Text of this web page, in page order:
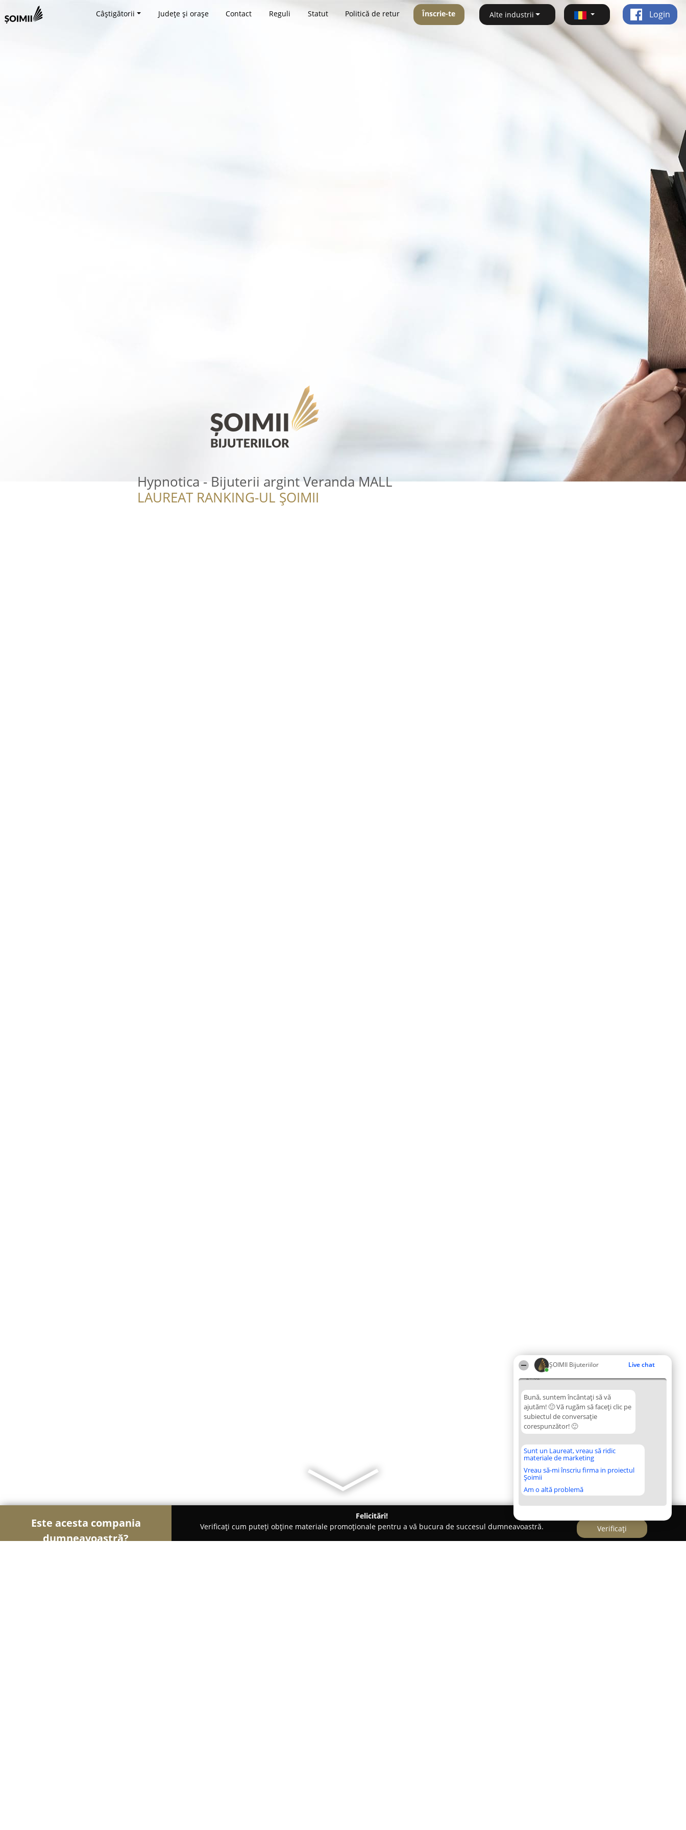
ŞOIMII Bijuteriilor Live chat
21:02
Bună, suntem încântați să vă
ajutăm! 🙂 Vă rugăm să faceți clic pe
subiectul de conversație
corespunzător! 🙂
Sunt un Laureat, vreau să ridic
materiale de marketing
Vreau să-mi înscriu firma in proiectul
Șoimii
Am o altă problemă
Câștigătorii Județe și orașe Contact Reguli Statut Politică de retur Înscrie-te Alte industrii Login
Hypnotica - Bijuterii argint Veranda MALL
LAUREAT RANKING-UL ȘOIMII
Este acesta compania
dumneavoastră?
Felicitări!
Verificați cum puteți obține materiale promoționale pentru a vă bucura de succesul dumneavoastră.
Verificați